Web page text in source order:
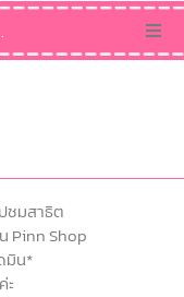
ชมสาธิต
Pinn Shop
มิน*
ะ